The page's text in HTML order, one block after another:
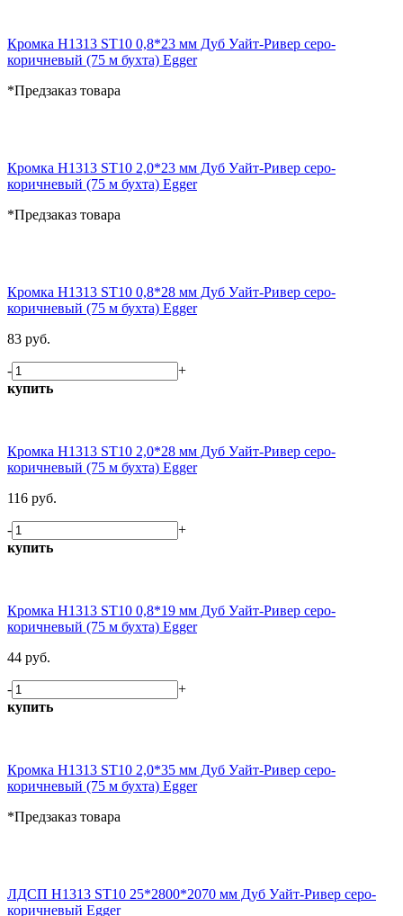
Кромка H1313 ST10 0,8*23 мм Дуб Уайт-Ривер серо-
коричневый (75 м бухта) Egger
*Предзаказ товара
Кромка H1313 ST10 2,0*23 мм Дуб Уайт-Ривер серо-
коричневый (75 м бухта) Egger
*Предзаказ товара
Кромка H1313 ST10 0,8*28 мм Дуб Уайт-Ривер серо-
коричневый (75 м бухта) Egger
83 руб.
-
+
купить
Кромка H1313 ST10 2,0*28 мм Дуб Уайт-Ривер серо-
коричневый (75 м бухта) Egger
116 руб.
-
+
купить
Кромка H1313 ST10 0,8*19 мм Дуб Уайт-Ривер серо-
коричневый (75 м бухта) Egger
44 руб.
-
+
купить
Кромка H1313 ST10 2,0*35 мм Дуб Уайт-Ривер серо-
коричневый (75 м бухта) Egger
*Предзаказ товара
ЛДСП H1313 ST10 25*2800*2070 мм Дуб Уайт-Ривер серо-
коричневый Egger